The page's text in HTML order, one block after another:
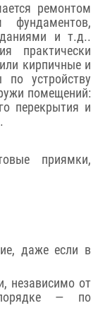
ремонтом
фундаментов,
и т.д..
практически
кирпичные и
устройству
помещений:
перекрытия и
приямки,
даже если в
независимо от
— по